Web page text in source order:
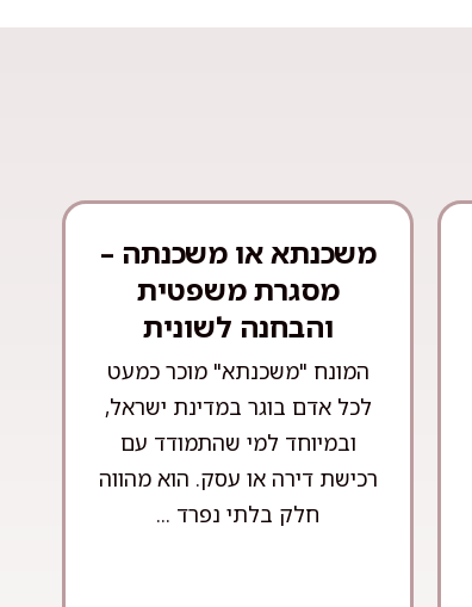
משכנתא או משכנתה –
מסגרת משפטית
והבחנה לשונית
המונח "משכנתא" מוכר כמעט
לכל אדם בוגר במדינת ישראל,
ובמיוחד למי שהתמודד עם
רכישת דירה או עסק. הוא מהווה
חלק בלתי נפרד ...